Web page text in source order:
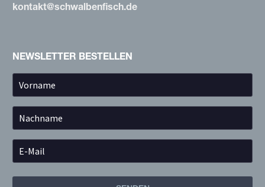
kontakt@schwalbenfisch.de
NEWSLETTER BESTELLEN